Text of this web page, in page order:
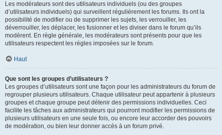
Les modérateurs sont des utilisateurs individuels (ou des groupes
d’utilisateurs individuels) qui surveillent régulièrement les forums. Ils ont la
possibilité de modifier ou de supprimer les sujets, les verrouiller, les
déverrouiller, les déplacer, les fusionner et les diviser dans le forum qu’ils
modèrent. En règle générale, les modérateurs sont présents pour que les
utilisateurs respectent les règles imposées sur le forum.
Haut
Que sont les groupes d’utilisateurs ?
Les groupes d’utilisateurs sont une façon pour les administrateurs du forum de
regrouper plusieurs utilisateurs. Chaque utilisateur peut appartenir à plusieurs
groupes et chaque groupe peut détenir des permissions individuelles. Ceci
facilite les tâches aux administrateurs qui pourront modifier les permissions de
plusieurs utilisateurs en une seule fois, ou encore leur accorder des pouvoirs
de modération, ou bien leur donner accès à un forum privé.